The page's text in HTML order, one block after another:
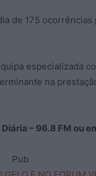
de 175
especializada
na
– 96.8 FM ou
Pub